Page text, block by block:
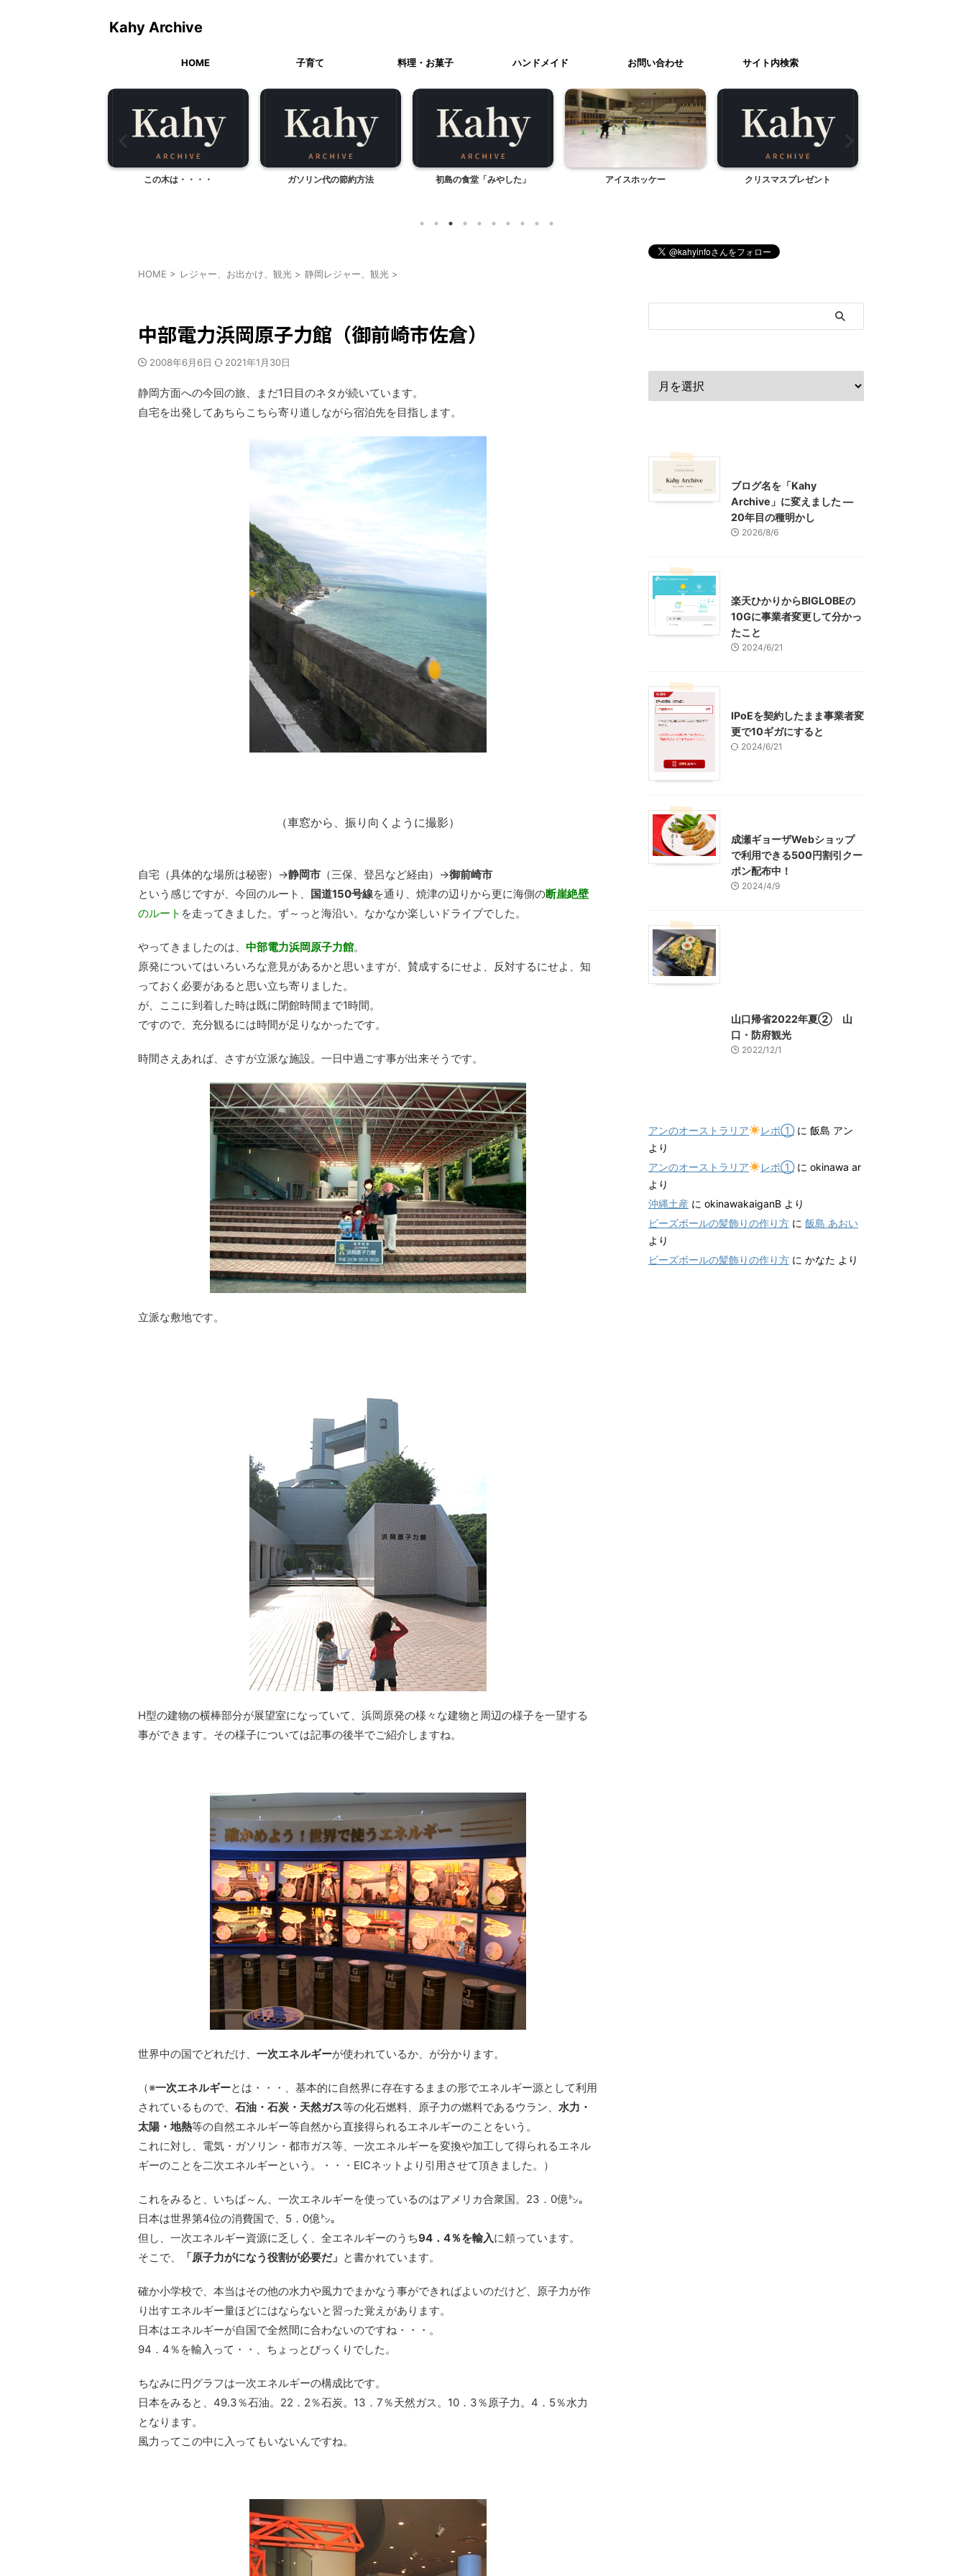
Kahy Archive
HOME 子育て 料理・お菓子 ハンドメイド お問い合わせ サイト内検索
この木は・・・・ ガソリン代の節約方法 初島の食堂「みやした」 アイスホッケー クリスマスプレゼント
HOME > レジャー、お出かけ、観光 > 静岡レジャー、観光 >
中部電力浜岡原子力館（御前崎市佐倉）
2008年6月6日 2021年1月30日
静岡方面への今回の旅、まだ1日目のネタが続いています。
自宅を出発してあちらこちら寄り道しながら宿泊先を目指します。
（車窓から、振り向くように撮影）
自宅（具体的な場所は秘密）→静岡市 （三保、登呂など経由）→御前崎市
という感じですが、今回のルート、 国道150号線を通り、焼津の辺りから更に海側の断崖絶壁
のルート を走ってきました。ず～っと海沿い。なかなか楽しいドライブでした。
やってきましたのは、 中部電力浜岡原子力館。
原発についてはいろいろな意見があるかと思いますが、賛成するにせよ、反対するにせよ、知
っておく必要があると思い立ち寄りました。
が、ここに到着した時は既に閉館時間まで1時間。
ですので、充分観るには時間が足りなかったです。
時間さえあれば、さすが立派な施設。一日中過ごす事が出来そうです。
立派な敷地です。
H型の建物の横棒部分が展望室になっていて、浜岡原発の様々な建物と周辺の様子を一望する
事ができます。その様子については記事の後半でご紹介しますね。
世界中の国でどれだけ、 一次エネルギーが使われているか、が分かります。
（※一次エネルギーとは・・・、基本的に自然界に存在するままの形でエネルギー源として利用
されているもので、 石油・石炭・天然ガス等の化石燃料 、原子力の燃料であるウラン、 水力・
太陽・地熱等の自然エネルギー等自然から直接得られるエネルギーのことをいう。
これに対し、電気・ガソリン・都市ガス等、一次エネルギーを変換や加工して得られるエネル
ギーのことを二次エネルギーという。・・・EICネットより引用させて頂きました。）
これをみると、いちば～ん、一次エネルギーを使っているのはアメリカ合衆国。23．0億㌧。
日本は世界第4位の消費国で、5．0億㌧。
但し、一次エネルギー資源に乏しく、全エネルギーのうち94．4％を輸入に頼っています。
そこで、
「原子力がになう役割が必要だ」 と書かれています。
確か小学校で、本当はその他の水力や風力でまかなう事ができればよいのだけど、原子力が作
り出すエネルギー量ほどにはならないと習った覚えがあります。
日本はエネルギーが自国で全然間に合わないのですね・・・。
94．4％を輸入って・・、ちょっとびっくりでした。
ちなみに円グラフは一次エネルギーの構成比です。
日本をみると、49.3％石油。22．2％石炭。13．7％天然ガス。10．3％原子力。4．5％水力
となります。
風力ってこの中に入ってもいないんですね。
ブログ名を「Kahy
Archive」に変えました ―
20年目の種明かし
2026/8/6
楽天ひかりからBIGLOBEの
10Gに事業者変更して分かっ
たこと
2024/6/21
IPoEを契約したまま事業者変
更で10ギガにすると
2024/6/21
成瀬ギョーザWebショップ
で利用できる500円割引クー
ポン配布中！
2024/4/9
山口帰省2022年夏② 山
口・防府観光
2022/12/1
アンのオーストラリア レポ①に 飯島 アン
より
アンのオーストラリア
レポ①に okinawa ar
より
沖縄土産 に okinawakaiganB より
ビーズボールの髪飾りの作り方 に 飯島 あおい
より
ビーズボールの髪飾りの作り方 に かなた より